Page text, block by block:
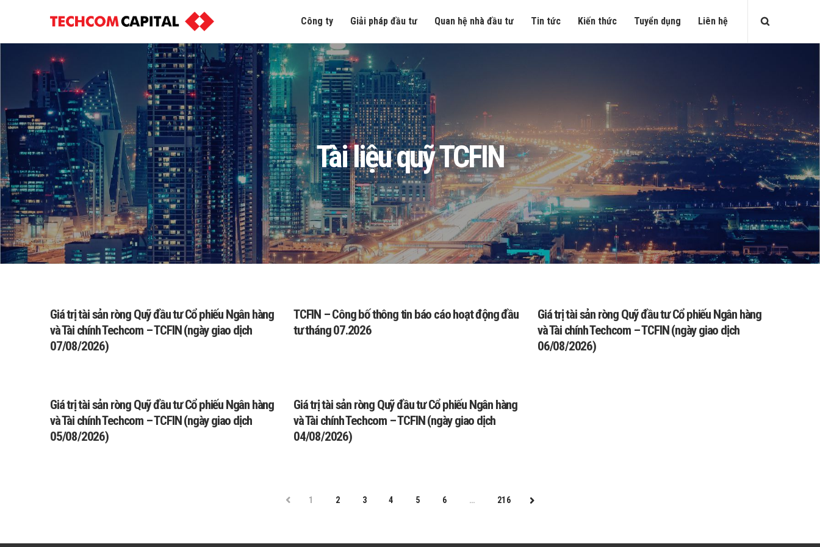
Công ty Giải pháp đầu tư Quan hệ nhà đầu tư Tin tức Kiến thức Tuyển dụng Liên hệ
Tài liệu quỹ TCFIN
Giá trị tài sản ròng Quỹ đầu tư Cổ phiếu Ngân hàng
và Tài chính Techcom – TCFIN (ngày giao dịch
07/08/2026)
TCFIN – Công bố thông tin báo cáo hoạt động đầu
tư tháng 07.2026
Giá trị tài sản ròng Quỹ đầu tư Cổ phiếu Ngân hàng
và Tài chính Techcom – TCFIN (ngày giao dịch
06/08/2026)
Giá trị tài sản ròng Quỹ đầu tư Cổ phiếu Ngân hàng
và Tài chính Techcom – TCFIN (ngày giao dịch
05/08/2026)
Giá trị tài sản ròng Quỹ đầu tư Cổ phiếu Ngân hàng
và Tài chính Techcom – TCFIN (ngày giao dịch
04/08/2026)
PREV1 2 3 4 5 6 … 216 NEXT